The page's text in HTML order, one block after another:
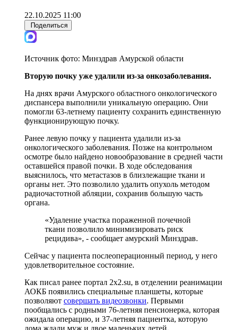
22.10.2025 11:00
Поделиться
Источник фото: Минздрав Амурской области
Вторую почку уже удалили из-за онкозаболевания.
На днях врачи Амурского областного онкологического
диспансера выполнили уникальную операцию. Они
помогли 63-летнему пациенту сохранить единственную
функционирующую почку.
Ранее левую почку у пациента удалили из-за
онкологического заболевания. Позже на контрольном
осмотре было найдено новообразование в средней части
оставшейся правой почки. В ходе обследования
выяснилось, что метастазов в близлежащие ткани и
органы нет. Это позволило удалить опухоль методом
радиочастотной абляции, сохранив большую часть
органа.
«Удаление участка пораженной почечной
ткани позволило минимизировать риск
рецидива», - сообщает амурский Минздрав.
Сейчас у пациента послеоперационный период, у него
удовлетворительное состояние.
Как писал ранее портал 2х2.su, в отделении реанимации
АОКБ появились специальные планшеты, которые
позволяют совершать видеозвонки. Первыми
пообщались с родными 76-летняя пенсионерка, которая
ожидала операцию, и 37-летняя пациентка, которую
дома ждали муж и двое маленьких детей.